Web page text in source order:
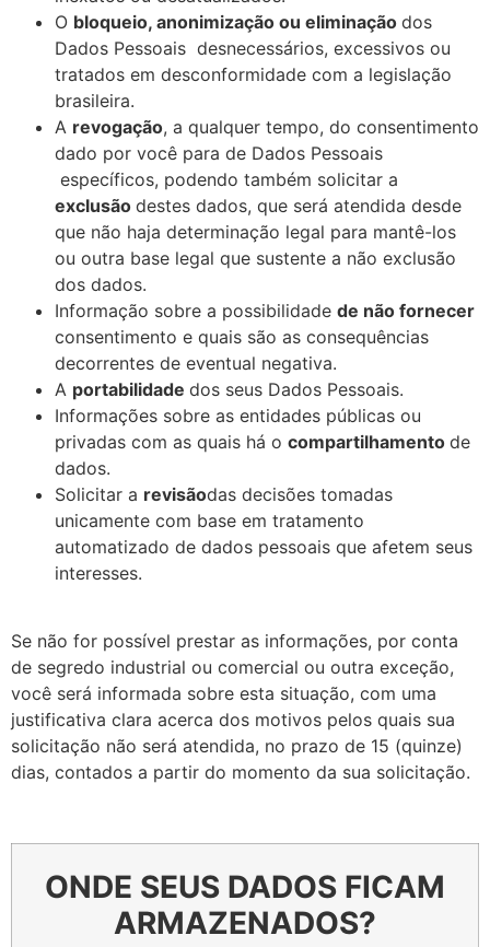
O bloqueio, anonimização ou eliminação dos
Dados Pessoais desnecessários, excessivos ou
tratados em desconformidade com a legislação
brasileira.
A revogação, a qualquer tempo, do consentimento
dado por você para de Dados Pessoais
específicos, podendo também solicitar a
exclusão destes dados, que será atendida desde
que não haja determinação legal para mantê-los
ou outra base legal que sustente a não exclusão
dos dados.
Informação sobre a possibilidade de não fornecer
consentimento e quais são as consequências
decorrentes de eventual negativa.
A portabilidade dos seus Dados Pessoais.
Informações sobre as entidades públicas ou
privadas com as quais há o compartilhamento de
dados.
Solicitar a revisãodas decisões tomadas
unicamente com base em tratamento
automatizado de dados pessoais que afetem seus
interesses.
Se não for possível prestar as informações, por conta
de segredo industrial ou comercial ou outra exceção,
você será informada sobre esta situação, com uma
justificativa clara acerca dos motivos pelos quais sua
solicitação não será atendida, no prazo de 15 (quinze)
dias, contados a partir do momento da sua solicitação.
ONDE SEUS DADOS FICAM
ARMAZENADOS?